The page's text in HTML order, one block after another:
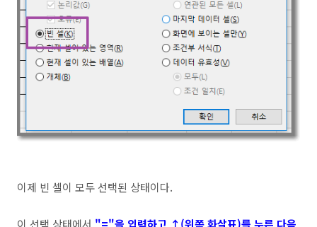
이제 빈 셀이 모두 선택된 상태이다.
이 선택 상태에서 "="을 입력하고 ↑(위쪽 화살표)를 누른 다음